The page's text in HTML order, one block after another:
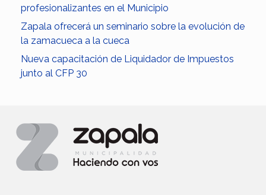
profesionalizantes en el Municipio
Zapala ofrecerá un seminario sobre la evolución de
la zamacueca a la cueca
Nueva capacitación de Liquidador de Impuestos
junto al CFP 30